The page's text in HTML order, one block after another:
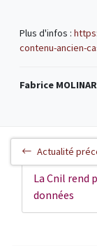
Plus d'infos :
contenu-ancien-
Fabrice
Actualité
La Cnil rend
données